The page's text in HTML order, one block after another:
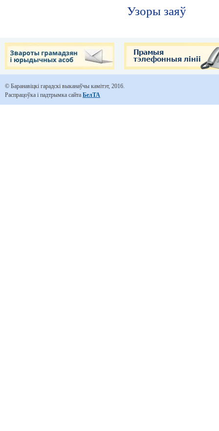
Узоры заяў
© Баранавіцкі гарадскі выканаўчы камітэт, 2016.
Распрацоўка і падтрымка сайта БелТА